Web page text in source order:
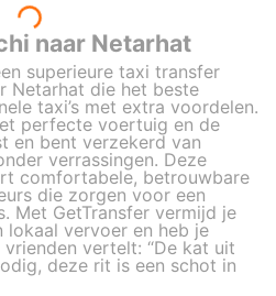
naar Netarhat
superieure taxi transfer
Netarhat die het beste
taxi’s met extra voordelen.
perfecte voertuig en de
en bent verzekerd van
verrassingen. Deze
comfortabele, betrouwbare
die zorgen voor een
Met GetTransfer vermijd je
lokaal vervoer en heb je
vertelt: “De kat uit
deze rit is een schot in